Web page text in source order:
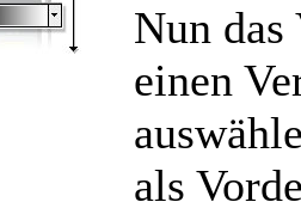
Nun das
einen
als